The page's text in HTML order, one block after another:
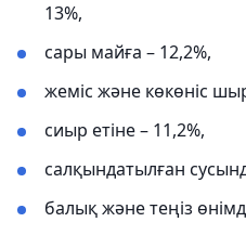
13%,
сары майға – 12,2%,
жеміс және көкөніс
сиыр етіне – 11,2%,
салқындатылған
балық және теңіз